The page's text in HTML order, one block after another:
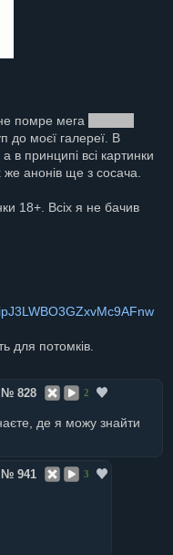
помре мега
до моєї галереї. В
в принципі всі картинки
же анонів ще з сосача.
18+. Всіх я не бачив
для потомків.
№ 828 2
де я можу знайти
№ 941 3